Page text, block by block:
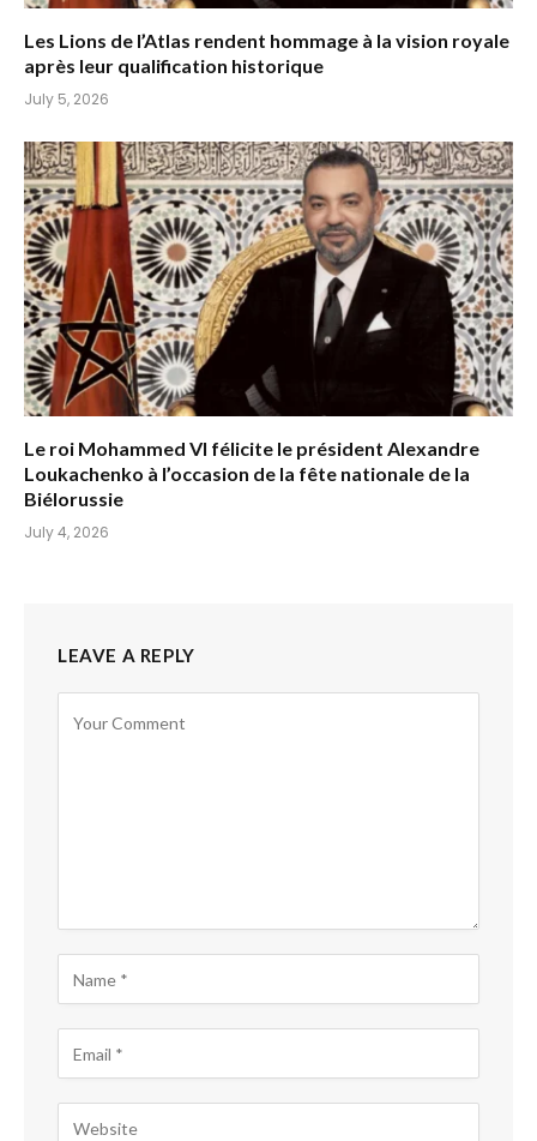
Les Lions de l’Atlas rendent hommage à la vision royale
après leur qualification historique
July 5, 2026
Le roi Mohammed VI félicite le président Alexandre
Loukachenko à l’occasion de la fête nationale de la
Biélorussie
July 4, 2026
LEAVE A REPLY